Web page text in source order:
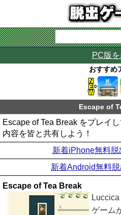
PC版
おすすめ
Escape of
Escape of Tea Break をプレイ
内容を皆と共有しよう！
新着iPhone無料脱
新着Android無料
Escape of Tea Break
ゲーム